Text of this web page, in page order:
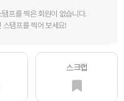
탬프를 찍은 회원이 없습니다.
스탬프를 찍어 보세요!
스크랩